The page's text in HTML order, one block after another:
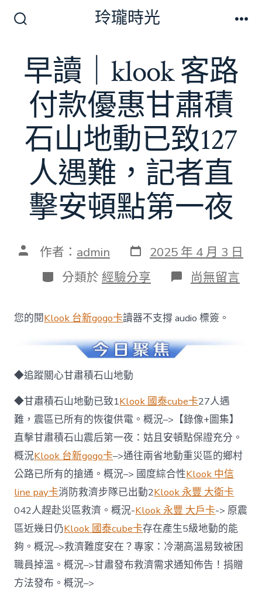
切
換
開
玲瓏時光
早讀｜klook 客路
付款優惠甘肅積
石山地動已致127
人遇難，記者直
擊安頓點第一夜
文 作者： admin 發
表
日
期
2025 年 4 月 3 日
分
類
分類於 經驗分享 在
〈早
｜
klook
路
惠
甘
肅
積
石
山
地
動
已
致
127
人
遇
難，
記
者
尚無留言
您的閱Klook 台新gogo卡讀器不支撐 audio 標簽。
◆追蹤關心甘肅積石山地動
◆甘肅積石山地動已致1Klook 國泰cube卡27人遇
難，震區已所有的恢復供電。概況–>【錄像+圖集】
直擊甘肅積石山震后第一夜：姑且安頓點保證充分。
概況Klook 台新gogo卡–>通往兩省地動重災區的鄉村
公路已所有的搶通。概況–> 國度綜合性Klook 中信
line pay卡消防救濟步隊已出動2Klook 永豐 大衛卡
042人趕赴災區救濟。概況-Klook 永豐 大戶卡-> 原震
區近幾日仍Klook 國泰cube卡存在產生5級地動的能
夠。概況–>救濟難度安在？專家：冷潮高溫易致被困
職員掉溫。概況–>甘肅發布救濟需求通知佈告！捐贈
方法發布。概況–>